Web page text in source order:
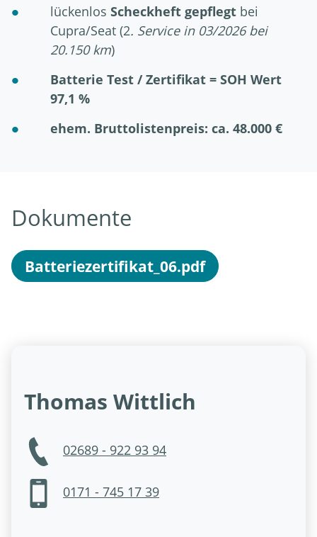
lückenlos Scheckheft gepflegtbei
Cupra/Seat (2. Service in 03/2026 bei
20.150 km)
Batterie Test / Zertifikat = SOH Wert
97,1 %
ehem. Bruttolistenpreis: ca. 48.000 €
Dokumente
Batteriezertifikat_06.pdf
Thomas Wittlich
02689 - 922 93 94
0171 - 745 17 39